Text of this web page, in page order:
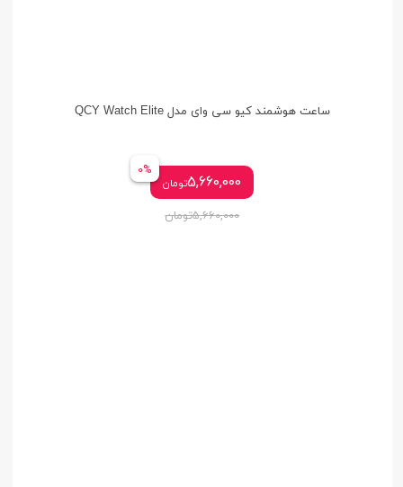
ساعت هوشمند کیو سی وای مدل QCY Watch Elite
5,660,000تومان
0%
5,660,000تومان